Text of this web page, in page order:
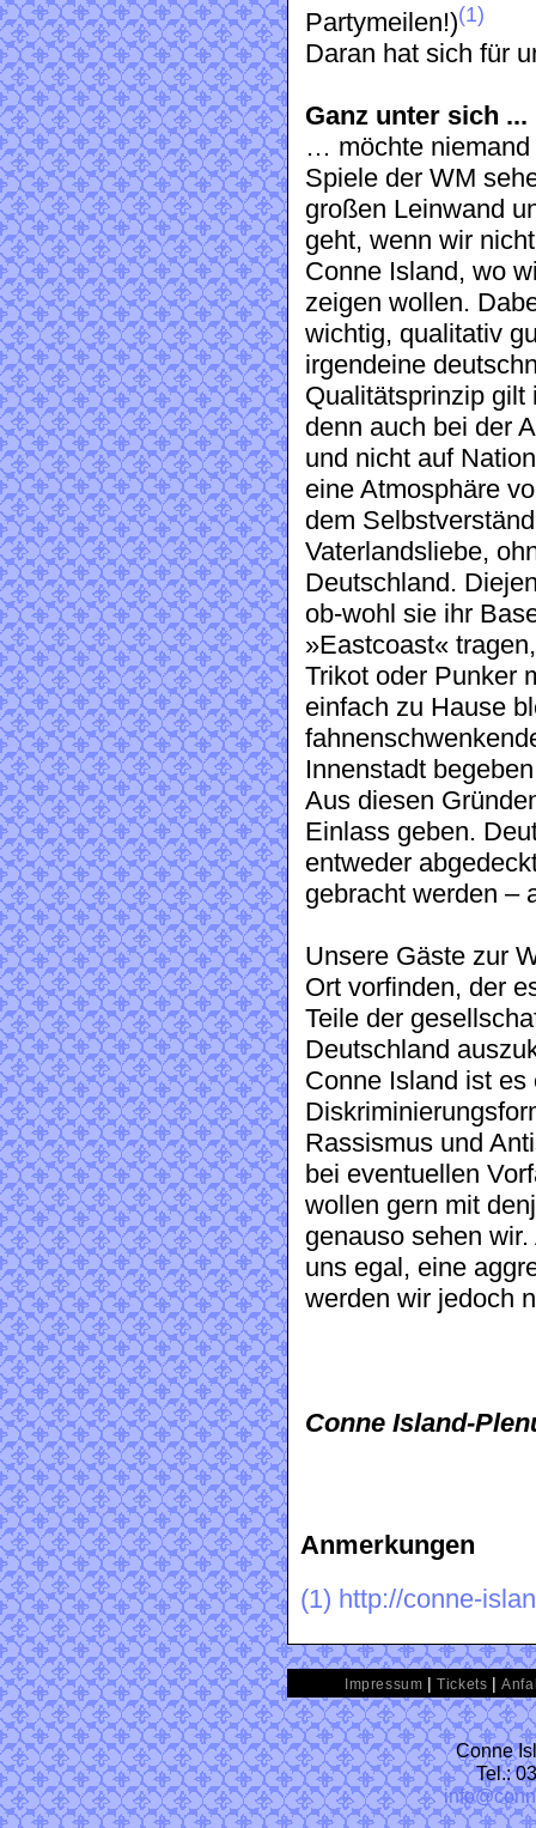
Partymeilen!)(1)
Daran hat sich für
Ganz unter sich ...
… möchte niemand
Spiele der WM
großen Leinwand
geht, wenn wir
Conne Island, wo
zeigen wollen.
wichtig, qualitativ
irgendeine
Qualitätsprinzip gilt
denn auch bei der
und nicht auf
eine Atmosphäre
dem
Vaterlandsliebe,
Deutschland.
ob-wohl sie ihr
»Eastcoast«
Trikot oder Punker
einfach zu Hause
Innenstadt
Aus diesen
Einlass geben.
entweder
gebracht werden –
Unsere Gäste zur
Ort vorfinden, der
Teile der
Deutschland
Conne Island ist
Rassismus und
bei eventuellen
wollen gern mit
genauso sehen
uns egal, eine
werden wir jedoch
Conne Island-
Anmerkungen
(1) http://conne-
Impressum | Tickets |
Conne
Tel.: